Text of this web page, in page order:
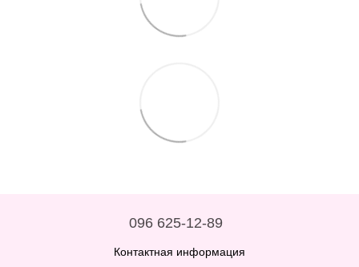
096 625-12-89
Контактная информация